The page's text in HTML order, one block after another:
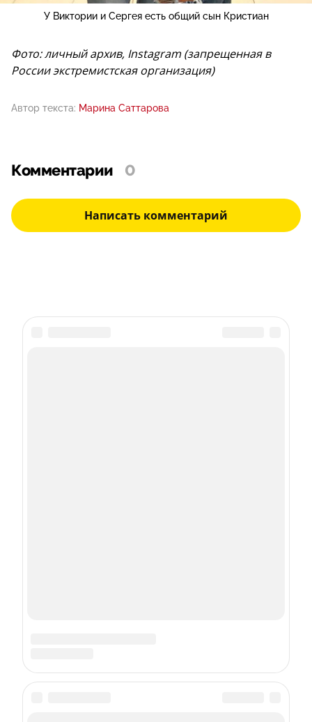
У Виктории и Сергея есть общий сын Кристиан
Фото: личный архив, Instagram (запрещенная в
России экстремистская организация)
Автор текста: Марина Саттарова
Комментарии 0
Написать комментарий